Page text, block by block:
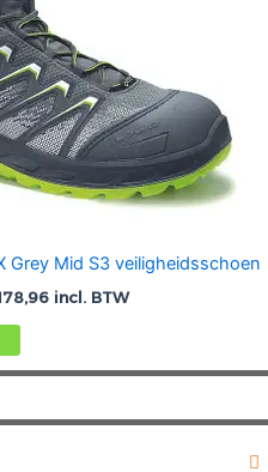
Grey Mid S3 veiligheidsschoen
incl. BTW
Dit
product
meerdere